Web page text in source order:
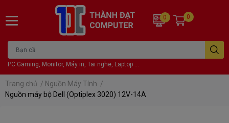
PC Gaming, Monitor, Máy in, Tai nghe, Laptop ...
0 0
Trang chủ / Nguồn Máy Tính /
Nguồn máy bộ Dell (Optiplex 3020) 12V-14A